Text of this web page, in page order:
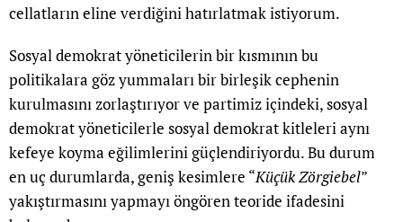
cellatların eline verdiğini hatırlatmak istiyorum.
Sosyal demokrat yöneticilerin bir kısmının bu
politikalara göz yummaları bir birleşik cephenin
kurulmasını zorlaştırıyor ve partimiz içindeki, sosyal
demokrat yöneticilerle sosyal demokrat kitleleri aynı
kefeye koyma eğilimlerini güçlendiriyordu. Bu durum
en uç durumlarda, geniş kesimlere “Küçük Zörgiebel”
yakıştırmasını yapmayı öngören teoride ifadesini